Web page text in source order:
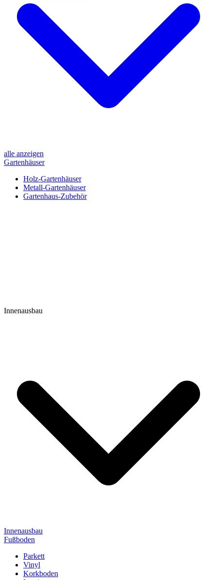
alle anzeigen
Gartenhäuser
Holz-Gartenhäuser
Metall-Gartenhäuser
Gartenhaus-Zubehör
Innenausbau
Innenausbau
Fußboden
Parkett
Vinyl
Korkboden